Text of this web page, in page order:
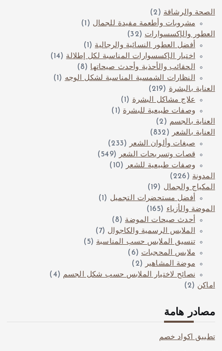
الصحة والرشاقة (2)
مشروبات وأطعمة مفيدة للجمال (1)
العطور والإكسسوارات (32)
أفضل العطور النسائية والرجالية (1)
اختيار الإكسسوارات المناسبة لكل إطلالة (14)
الحقائب والأحذية وأحدث صيحاتها (8)
النظارات الشمسية المناسبة لشكل الوجه (1)
العناية بالبشرة (219)
علاج مشاكل البشرة (1)
وصفات طبيعية للبشرة (1)
العناية بالجسم (2)
العناية بالشعر
(832)
صبغات وألوان الشعر
(233)
قصات وتسريحات الشعر
(549)
وصفات طبيعية للشعر
(10)
المدونة (226)
المكياج والجمال (19)
أفضل مستحضرات التجميل (1)
الموضة والأزياء (165)
أحدث صيحات الموضة (8)
الملابس الرسمية والكاجوال (7)
تنسيق الملابس حسب المناسبة (5)
ملابس المحجبات (6)
موضة المشاهير
(2)
نصائح لاختيار الملابس حسب شكل الجسم (4)
اماكن (2)
مصادر هامة
تطبيق اكواد خصم